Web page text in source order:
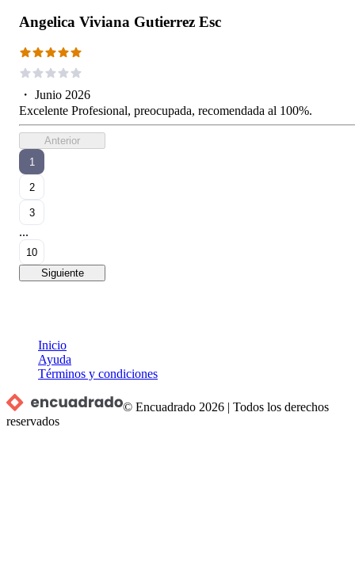
Angelica Viviana Gutierrez Esc
・ Junio 2026
Excelente Profesional, preocupada, recomendada al 100%.
Anterior
1
2
3
...
10
Siguiente
Inicio
Ayuda
Términos y condiciones
© Encuadrado 2026 |Todos los derechos
reservados